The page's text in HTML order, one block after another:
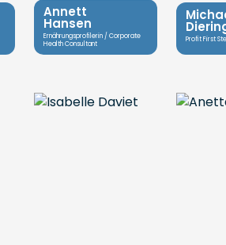
Annett
Hansen
Ernährungsprofilerin / Corporate
Health Consultant
Profit First